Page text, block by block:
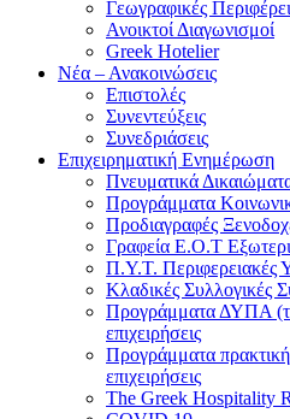
Γεωγραφικές
Ανοικτοί Διαγωνισμoί
Greek Hotelier
Νέα – Ανακοινώσεις
Επιστολές
Συνεντεύξεις
Συνεδριάσεις
Επιχειρηματική Ενημέρωση
Πνευματικά
Προγράμματα
Προδιαγραφές
Γραφεία Ε.Ο.Τ
Π.Υ.Τ. Περιφερειακές
Κλαδικές Συλλογικές
Προγράμματα ΔΥΠΑ
επιχειρήσεις
Προγράμματα
επιχειρήσεις
The Greek Hospitality